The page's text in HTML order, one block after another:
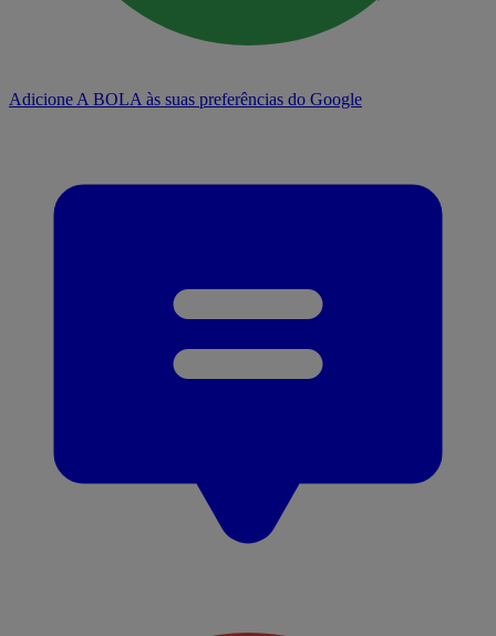
Adicione A BOLA às suas preferências do Google